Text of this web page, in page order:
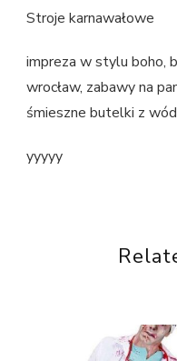
Stroje karnawałowe
impreza w stylu boho,
wrocław, zabawy na
śmieszne butelki z
yyyyy